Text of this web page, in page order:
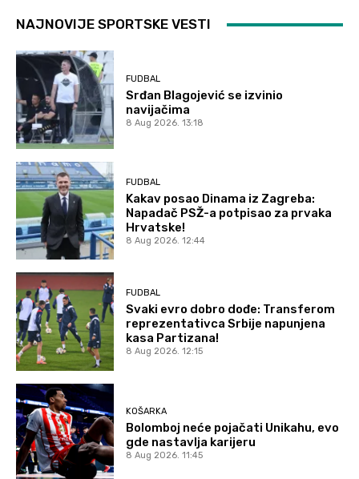
NAJNOVIJE SPORTSKE VESTI
FUDBAL
Srđan Blagojević se izvinio
navijačima
8 Aug 2026. 13:18
FUDBAL
Kakav posao Dinama iz Zagreba:
Napadač PSŽ-a potpisao za prvaka
Hrvatske!
8 Aug 2026. 12:44
FUDBAL
Svaki evro dobro dođe: Transferom
reprezentativca Srbije napunjena
kasa Partizana!
8 Aug 2026. 12:15
KOŠARKA
Bolomboj neće pojačati Unikahu, evo
gde nastavlja karijeru
8 Aug 2026. 11:45